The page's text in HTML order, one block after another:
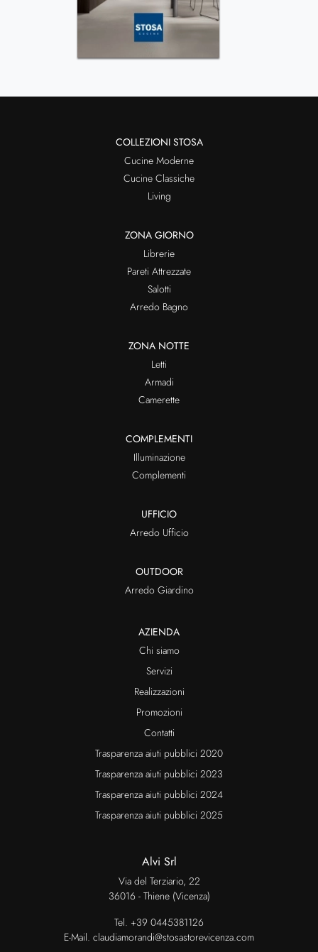
COLLEZIONI STOSA
Cucine Moderne
Cucine Classiche
Living
ZONA GIORNO
Librerie
Pareti Attrezzate
Salotti
Arredo Bagno
ZONA NOTTE
Letti
Armadi
Camerette
COMPLEMENTI
Illuminazione
Complementi
UFFICIO
Arredo Ufficio
OUTDOOR
Arredo Giardino
AZIENDA
Chi siamo
Servizi
Realizzazioni
Promozioni
Contatti
Trasparenza aiuti pubblici 2020
Trasparenza aiuti pubblici 2023
Trasparenza aiuti pubblici 2024
Trasparenza aiuti pubblici 2025
Alvi Srl
Via del Terziario, 22
36016 - Thiene (Vicenza)
Tel. +39 0445381126
E-Mail. claudiamorandi@stosastorevicenza.com